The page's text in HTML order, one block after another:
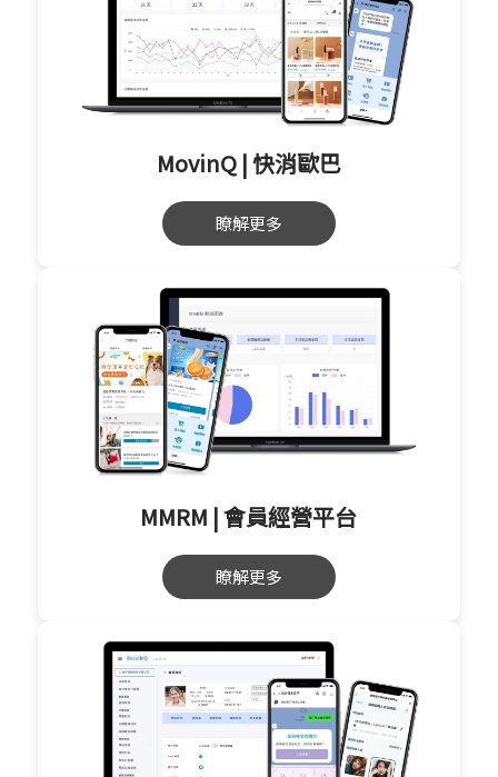
MovinQ | 快消歐巴
瞭解更多
MMRM | 會員經營平台
瞭解更多